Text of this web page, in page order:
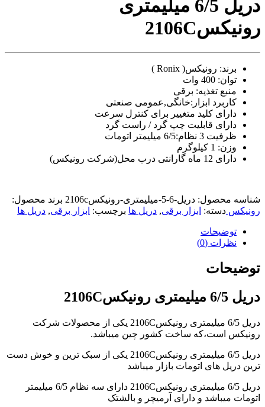
video
xxxx
com
tori
glasses
chinese
teen
raped
hotel
room
bf
kolkata
ff
american
video
japanese
family
stepmom
and
girl
with
tits
anna
دریل 6/5 میلیمتری
رونیکس2106C
برند: رونیکس( Ronix )
توان: 400 وات
منبع تغذیه: برقی
کاربرد ابزار:خانگی,عمومی صنعتی
دارای کلید متغییر برای کنترل سرعت
دارای قابلیت چپ گرد / راست گرد
ظرفیت 3 نظام:6/5 میلیمتر اتومات
وزن: 1 کیلوگرم
دارای 12 ماه گارانتی درب محل(شرکت رونیکس)
شناسه محصول: دریل-6-5-میلیمتری-رونیکس2106c
برند محصول:
رونیکس دسته: ابزار برقی, دریل ها برچسب: ابزار برقی, دریل ها
توضیحات
نظرات (0)
توضیحات
دریل 6/5 میلیمتری رونیکس2106C
دریل 6/5 میلیمتری رونیکس2106C یکی از محصولات شرکت
رونیکس است،که ساخت کشور چین میباشد.
دریل 6/5 میلیمتری رونیکس2106C یکی از سبک ترین و خوش دست
ترین دریل های اتومات بازار میباشد
دریل 6/5 میلیمتری رونیکس2106C دارای سه نظام 6/5 میلیمتر
اتومات میباشد و دارای آرمیچر و بالشتک